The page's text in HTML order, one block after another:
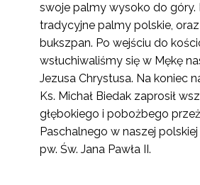
swoje palmy wysoko do góry.
tradycyjne palmy polskie,
bukszpan. Po wejściu do
wsłuchiwaliśmy się w Mękę
Jezusa Chrystusa. Na koniec
Ks. Michał Biedak zaprosił
głębokiego i pobożbego
Paschalnego w naszej
pw. Św. Jana Pawła II.